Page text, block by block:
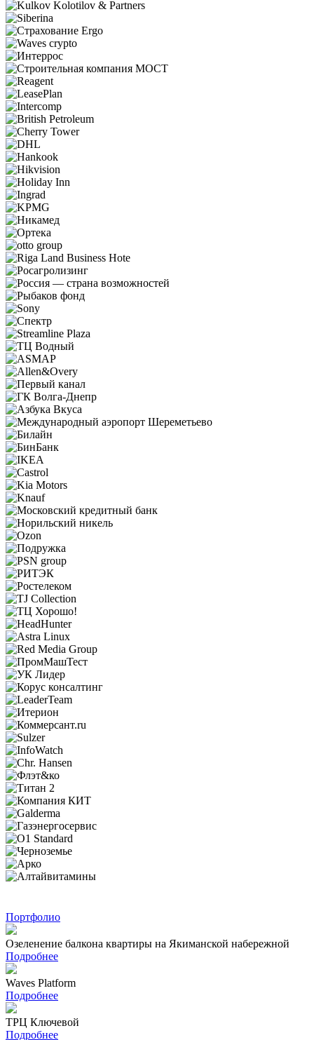
Портфолио
Озеленение балкона квартиры на Якиманской набережной
Подробнее
Waves Platform
Подробнее
ТРЦ Ключевой
Подробнее